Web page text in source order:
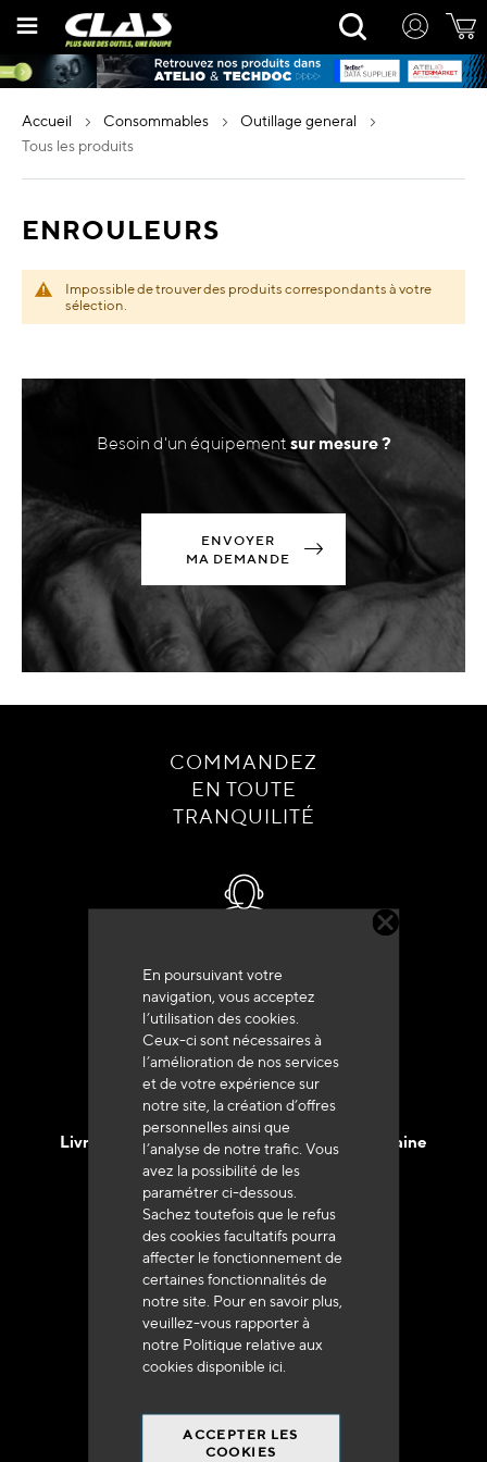
En poursuivant votre
navigation, vous acceptez
l’utilisation des cookies.
Ceux-ci sont nécessaires à
l’amélioration de nos services
et de votre expérience sur
notre site, la création d’offres
personnelles ainsi que
l’analyse de notre trafic. Vous
avez la possibilité de les
paramétrer ci-dessous.
Sachez toutefois que le refus
des cookies facultatifs pourra
affecter le fonctionnement de
certaines fonctionnalités de
notre site. Pour en savoir plus,
veuillez-vous rapporter à
notre Politique relative aux
cookies disponible ici
ACCEPTER LES
COOKIES
contenu
Rechercher
accueil consommables
outillage general
tous les produits
ENROULEURS
Impossible de trouver des produits correspondants à votre
sélection.
Besoin d'un équipement sur mesure ?
ENVOYER
MA DEMANDE
COMMANDEZ
EN TOUTE
TRANQUILITÉ
Service client
+33 (0)4 79 72 62 22 Taper 1
Livraison en 48h à 72h en France Métropolitaine
Franco de port
à 250 euros*